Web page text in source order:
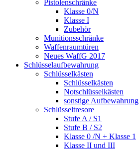
Pistolenschränke
Klasse 0/N
Klasse I
Zubehör
Munitionsschränke
Waffenraumtüren
Neues WaffG 2017
Schlüsselaufbewahrung
Schlüsselkästen
Schlüsselkästen
Notschlüsselkästen
sonstige Aufbewahrung
Schlüsseltresore
Stufe A / S1
Stufe B / S2
Klasse 0 /N + Klasse 1
Klasse II und III